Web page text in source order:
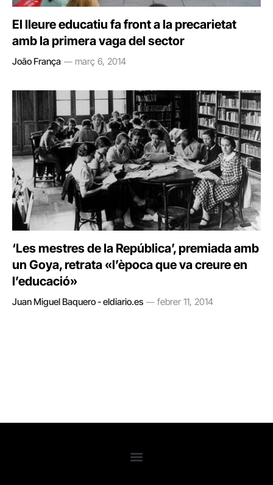
El lleure educatiu fa front a la precarietat
amb la primera vaga del sector
João França març 6, 2014
‘Les mestres de la República’, premiada amb
un Goya, retrata «l’època que va creure en
l’educació»
Juan Miguel Baquero - eldiario.es febrer 11, 2014